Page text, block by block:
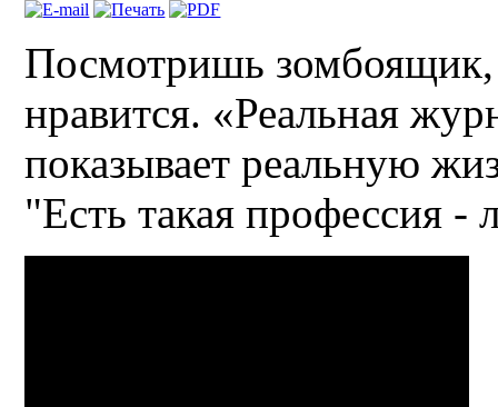
Посмотришь зомбоящик,
нравится. «Реальная
показывает реальную
"Есть такая профессия -